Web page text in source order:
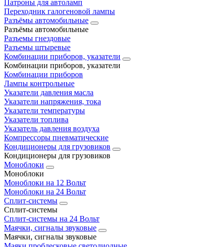
Патроны для автоламп
Переходник галогеновой лампы
Разъёмы автомобильные
Разъёмы автомобильные
Разъемы гнездовые
Разъемы штыревые
Комбинации приборов, указатели
Комбинации приборов, указатели
Комбинации приборов
Лампы контрольные
Указатели давления масла
Указатели напряжения, тока
Указатели температуры
Указатели топлива
Указатель давления воздуха
Компрессоры пневматические
Кондиционеры для грузовиков
Кондиционеры для грузовиков
Моноблоки
Моноблоки
Моноблоки на 12 Вольт
Моноблоки на 24 Вольт
Сплит-системы
Сплит-системы
Сплит‑системы на 24 Вольт
Маячки, сигналы звуковые
Маячки, сигналы звуковые